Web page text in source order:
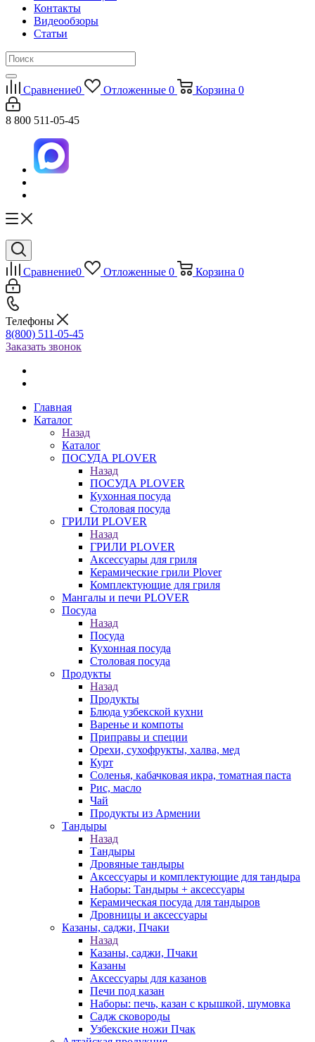
Контакты
Видеообзоры
Статьи
Сравнение0 Отложенные 0 Корзина 0
8 800 511-05-45
Сравнение0 Отложенные 0 Корзина 0
Телефоны
8(800) 511-05-45
Заказать звонок
Главная
Каталог
Назад
Каталог
ПОСУДА PLOVER
Назад
ПОСУДА PLOVER
Кухонная посуда
Столовая посуда
ГРИЛИ PLOVER
Назад
ГРИЛИ PLOVER
Аксессуары для гриля
Керамические грили Plover
Комплектующие для гриля
Мангалы и печи PLOVER
Посуда
Назад
Посуда
Кухонная посуда
Столовая посуда
Продукты
Назад
Продукты
Блюда узбекской кухни
Варенье и компоты
Приправы и специи
Орехи, сухофрукты, халва, мед
Курт
Соленья, кабачковая икра, томатная паста
Рис, масло
Чай
Продукты из Армении
Тандыры
Назад
Тандыры
Дровяные тандыры
Аксессуары и комплектующие для тандыра
Наборы: Тандыры + аксессуары
Керамическая посуда для тандыров
Дровницы и аксессуары
Казаны, саджи, Пчаки
Назад
Казаны, саджи, Пчаки
Казаны
Аксессуары для казанов
Печи под казан
Наборы: печь, казан с крышкой, шумовка
Садж сковороды
Узбекские ножи Пчак